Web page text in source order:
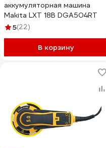
аккумуляторная машина
Makita LXT 18В DGA504RT
5(22)
В корзину